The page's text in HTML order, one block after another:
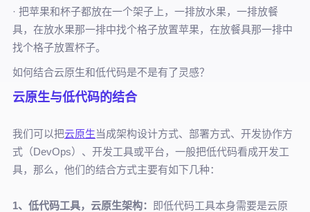
· 把苹果和杯子都放在一个架子上，一排放水果，一排放餐
具，在放水果那一排中找个格子放置苹果，在放餐具那一排中
找个格子放置杯子。
如何结合云原生和低代码是不是有了灵感？
云原生与低代码的结合
我们可以把云原生当成架构设计方式、部署方式、开发协作方
式（DevOps）、开发工具或平台，一般把低代码看成开发工
具，那么，他们的结合方式主要有如下几种：
1、低代码工具，云原生架构：
即低代码工具本身需要是云原